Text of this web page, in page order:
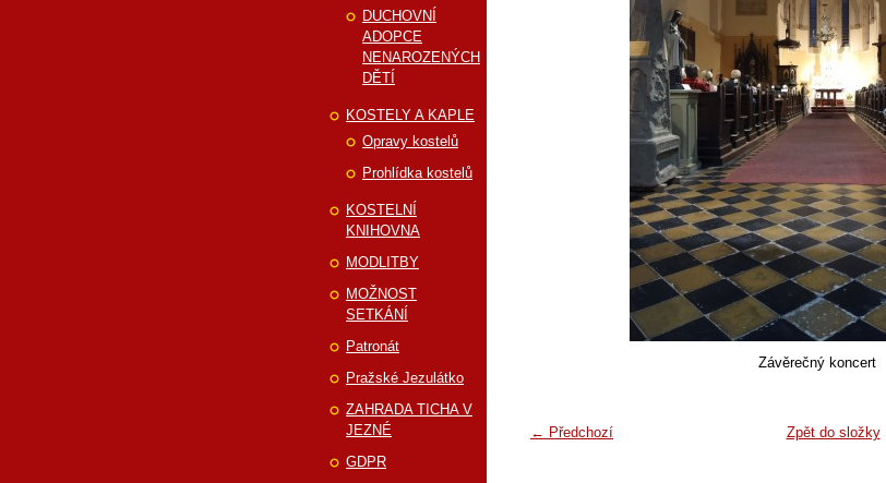
Závěrečný koncert
← Předchozí Zpět do složky
DUCHOVNÍ
ADOPCE
NENAROZENÝCH
DĚTÍ
KOSTELY A KAPLE
Opravy kostelů
Prohlídka kostelů
KOSTELNÍ
KNIHOVNA
MODLITBY
MOŽNOST
SETKÁNÍ
Patronát
Pražské Jezulátko
ZAHRADA TICHA V
JEZNÉ
GDPR